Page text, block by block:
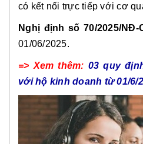
có kết nối trực tiếp với cơ
Nghị định số 70/2025/NĐ-
01/06/2025.
=> Xem thêm: 03 quy
với hộ kinh doanh từ 01/6/